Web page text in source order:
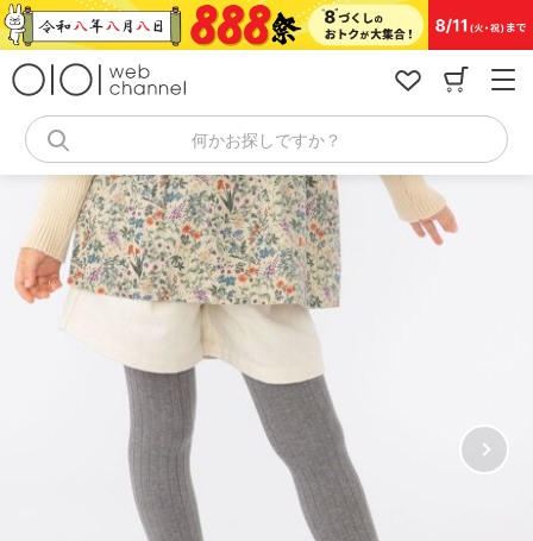
コ
ン
キ
何かお探しですか？